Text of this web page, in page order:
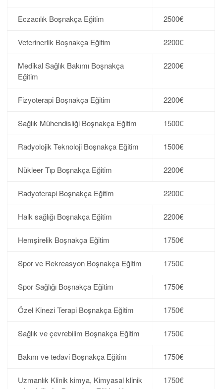
Eczacılık Boşnakça Eğitim 2500€
Veterinerlik Boşnakça Eğitim 2200€
Medikal Sağlık Bakımı Boşnakça
Eğitim
2200€
Fizyoterapi Boşnakça Eğitim 2200€
Sağlık Mühendisliği Boşnakça Eğitim 1500€
Radyolojik Teknoloji Boşnakça Eğitim 1500€
Nükleer Tıp Boşnakça Eğitim 2200€
Radyoterapi Boşnakça Eğitim 2200€
Halk sağlığı Boşnakça Eğitim 2200€
Hemşirelik Boşnakça Eğitim 1750€
Spor ve Rekreasyon Boşnakça Eğitim 1750€
Spor Sağlığı Boşnakça Eğitim 1750€
Özel Kinezi Terapi Boşnakça Eğitim 1750€
Sağlık ve çevrebilim Boşnakça Eğitim 1750€
Bakım ve tedavi Boşnakça Eğitim 1750€
Uzmanlık Klinik kimya, Kimyasal klinik
1750€